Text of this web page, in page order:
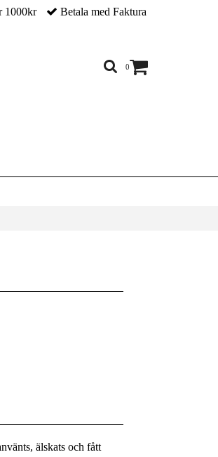
1000kr Betala med Faktura
0
älskats och fått